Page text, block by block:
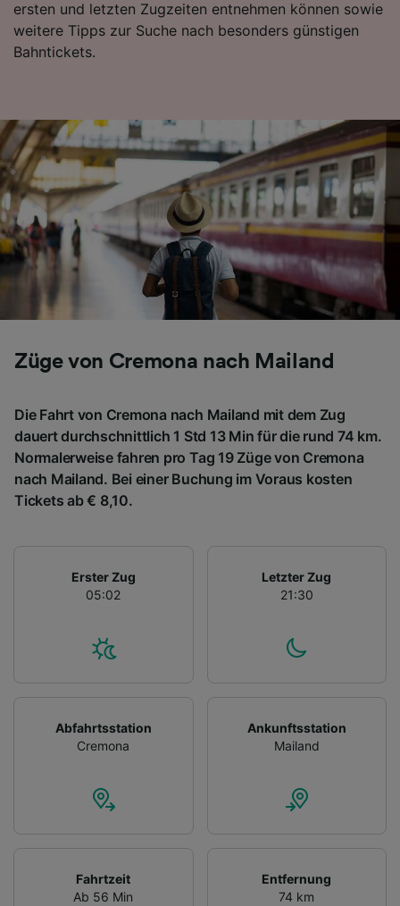
ersten und letzten Zugzeiten entnehmen können sowie
weitere Tipps zur Suche nach besonders günstigen
Bahntickets.
Züge von Cremona nach Mailand
Die Fahrt von Cremona nach Mailand mit dem Zug
dauert durchschnittlich 1 Std 13 Min für die rund 74 km.
Normalerweise fahren pro Tag 19 Züge von Cremona
nach Mailand. Bei einer Buchung im Voraus kosten
Tickets ab € 8,10.
Erster Zug
05:02
Letzter Zug
21:30
Abfahrtsstation
Cremona
Ankunftsstation
Mailand
Fahrtzeit
Ab 56 Min
Entfernung
74 km
Folgendes bereitzustellen:
Verwendung genauer Standortdaten.
Endgeräteeigenschaften zur Identifikation
von Werbeleistung und der Performance von
Inhalten, Zielgruppenforschung sowie
Entwicklung und Verbesserung von
Angeboten.
Liste der Partner (Lieferanten)